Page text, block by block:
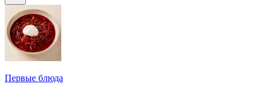
Первые блюда